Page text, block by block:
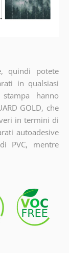
quindi potete
in qualsiasi
hanno
GOLD, che
in termini di
autoadesive
PVC, mentre